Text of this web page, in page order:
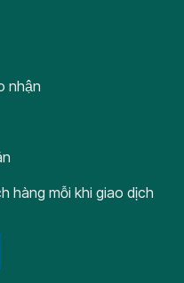
nhận
hàng mỗi khi giao dịch